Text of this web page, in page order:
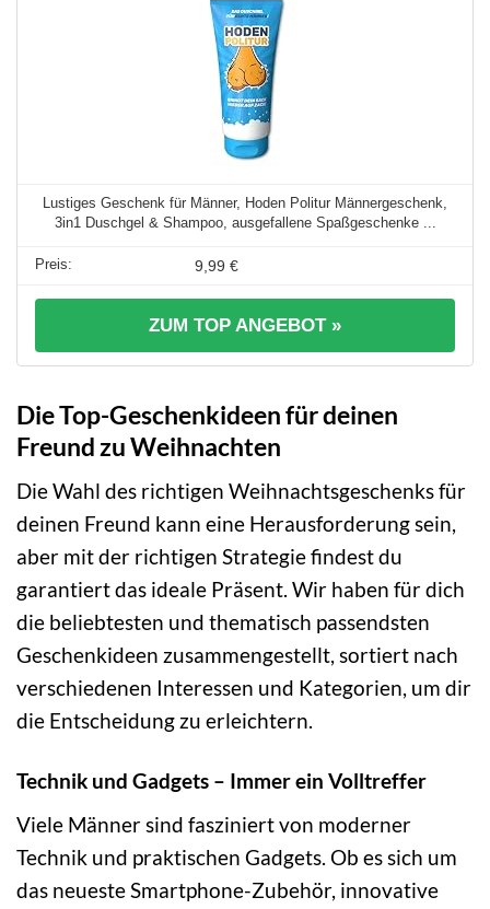
Lustiges Geschenk für Männer, Hoden Politur Männergeschenk,
3in1 Duschgel & Shampoo, ausgefallene Spaßgeschenke ...
9,99 €
ZUM TOP ANGEBOT »
Die Top-Geschenkideen für deinen
Freund zu Weihnachten
Die Wahl des richtigen Weihnachtsgeschenks für
deinen Freund kann eine Herausforderung sein,
aber mit der richtigen Strategie findest du
garantiert das ideale Präsent. Wir haben für dich
die beliebtesten und thematisch passendsten
Geschenkideen zusammengestellt, sortiert nach
verschiedenen Interessen und Kategorien, um dir
die Entscheidung zu erleichtern.
Technik und Gadgets – Immer ein Volltreffer
Viele Männer sind fasziniert von moderner
Technik und praktischen Gadgets. Ob es sich um
das neueste Smartphone-Zubehör, innovative